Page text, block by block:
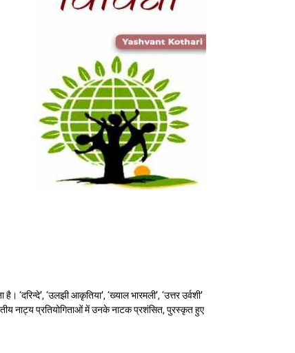
‘उलझी आकृतिया’, ‘ख्याल भारमली’, ‘उत्तर उर्वशी’
नाट्य प्रतियोगिताओं में उनके नाटक प्रशंसित, पुरस्कृत हुए